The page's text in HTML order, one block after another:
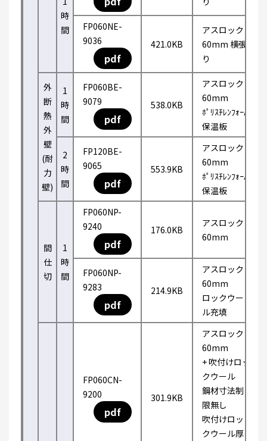
時
間
FP060NE-
9036
pdf
421.0KB
アスロック
60mm 横張
り
外
断
熱
外
壁
(耐
力
壁)
1
時
間
FP060BE-
9079
pdf
538.0KB
アスロック
60mm
ﾎﾟﾘｽﾁﾚﾝﾌｫｰﾑ
保温板
2
時
間
FP120BE-
9065
pdf
553.9KB
アスロック
60mm
ﾎﾟﾘｽﾁﾚﾝﾌｫｰﾑ
保温板
間
仕
切
1
時
間
FP060NP-
9240
pdf
176.0KB
アスロック
60mm
FP060NP-
9283
pdf
214.9KB
アスロック
60mm
ロックウー
ル充填
FP060CN-
9200
pdf
301.9KB
アスロック
60mm
+ 吹付けロッ
クウール
鋼材寸法制
限無し
吹付けロッ
クウール厚